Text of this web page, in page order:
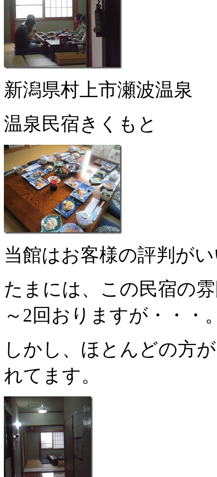
新潟県村上市瀬波温泉
温泉民宿きくもと
当館はお客様の評判が
たまには、この民宿の
～2回おりますが・・・
しかし、ほとんどの方
れてます。